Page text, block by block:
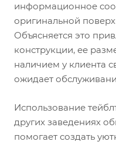
информационное
оригинальной
Объясняется это
конструкции, ее
наличием у клиента
ожидает
Использование
других заведениях
помогает создать